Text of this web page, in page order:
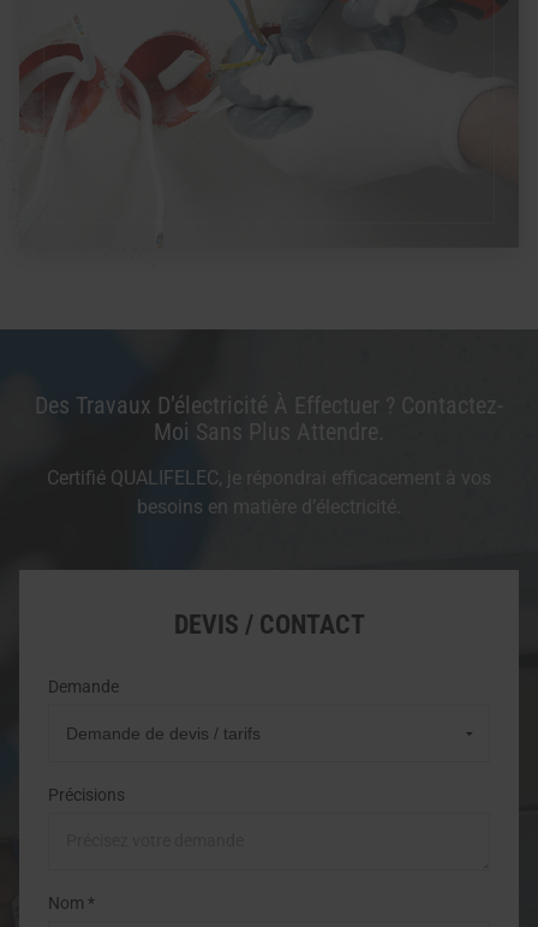
Des Travaux D’électricité À Effectuer ? Contactez-
Moi Sans Plus Attendre.
Certifié QUALIFELEC, je répondrai efficacement à vos
besoins en matière d’électricité.
DEVIS / CONTACT
Demande
Précisions
Nom *